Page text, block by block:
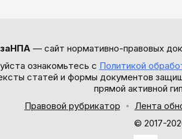
— сайт нормативно-правовых
ознакомьтесь с Политикой
статей и формы документов
прямой активной
Правовой рубрикатор
Лента
© 2017-